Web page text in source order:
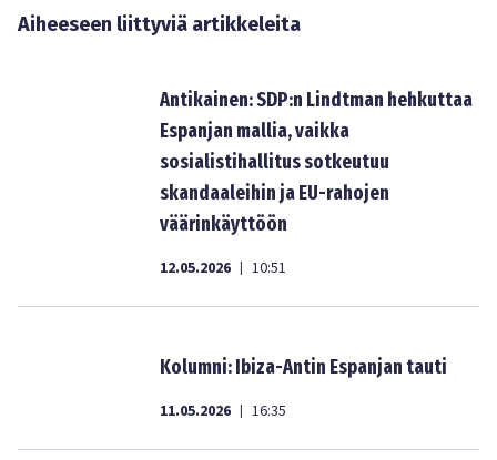
Aiheeseen liittyviä artikkeleita
Antikainen: SDP:n Lindtman hehkuttaa
Espanjan mallia, vaikka
sosialistihallitus sotkeutuu
skandaaleihin ja EU-rahojen
väärinkäyttöön
12.05.2026 | 10:51
Kolumni: Ibiza-Antin Espanjan tauti
11.05.2026 | 16:35